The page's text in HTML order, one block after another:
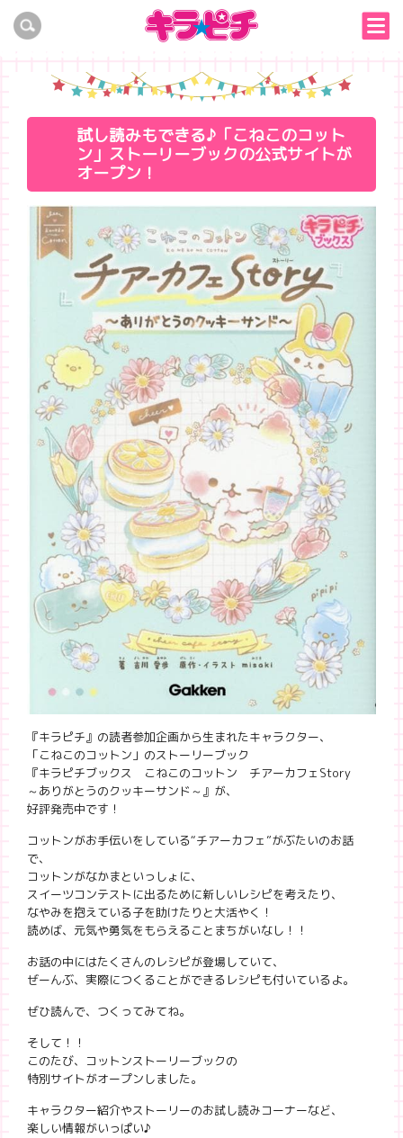
試し読みもできる♪「こねこのコット
ン」ストーリーブックの公式サイトが
オープン！
『キラピチ』の読者参加企画から生まれたキャラクター、
「こねこのコットン」のストーリーブック
『キラピチブックス こねこのコットン チアーカフェStory
～ありがとうのクッキーサンド～』が、
好評発売中です！
コットンがお手伝いをしている“チアーカフェ”がぶたいのお話
で、
コットンがなかまといっしょに、
スイーツコンテストに出るために新しいレシピを考えたり、
なやみを抱えている子を助けたりと大活やく！
読めば、元気や勇気をもらえることまちがいなし！！
お話の中にはたくさんのレシピが登場していて、
ぜーんぶ、実際につくることができるレシピも付いているよ。
ぜひ読んで、つくってみてね。
そして！！
このたび、コットンストーリーブックの
特別サイトがオープンしました。
キャラクター紹介やストーリーのお試し読みコーナーなど、
楽しい情報がいっぱい♪